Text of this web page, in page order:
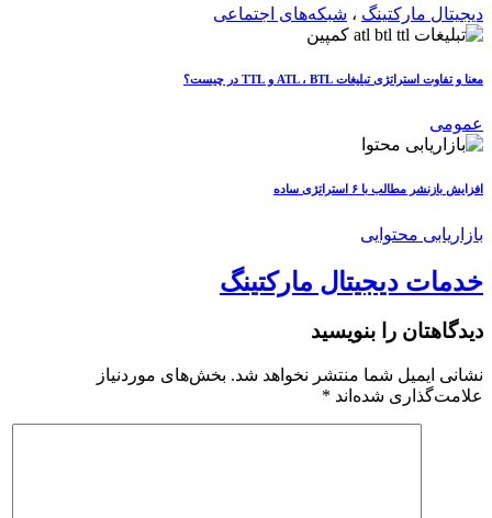
دیجیتال مارکتینگ ، شبکه‌های اجتماعی
معنا و تفاوت استراتژی تبلیغات ATL ، BTL و TTL در چیست؟
عمومی
افزایش بازنشر مطالب با ۶ استراتژی ساده
بازاریابی محتوایی
خدمات دیجیتال مارکتینگ
دیدگاهتان را بنویسید
نشانی ایمیل شما منتشر نخواهد شد. بخش‌های موردنیاز
علامت‌گذاری شده‌اند *